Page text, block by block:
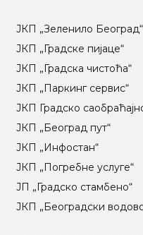
ЈКП „Зеленило Београд“
ЈКП „Градске пијаце“
ЈКП „Градска чистоћа“
ЈКП „Паркинг сервис“
ЈКП Градско
ЈКП „Београд пут“
ЈКП „Инфостан“
ЈКП „Погребне услуге“
ЈП „Градско стамбено“
ЈКП „Београдски